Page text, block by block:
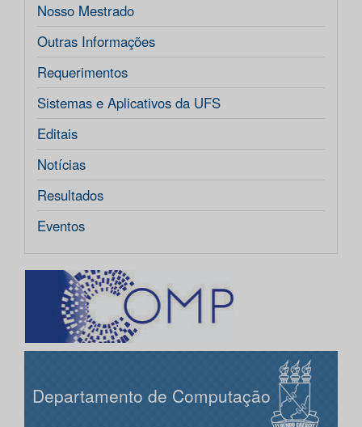
Nosso Mestrado
Outras Informações
Requerimentos
Sistemas e Aplicativos da UFS
Editais
Notícias
Resultados
Eventos
Departamento de Computação